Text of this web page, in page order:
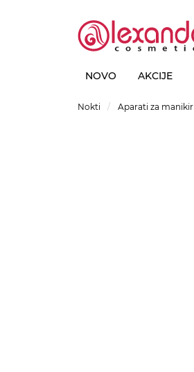
NOVO AKCIJE
Nokti Aparati za manikir